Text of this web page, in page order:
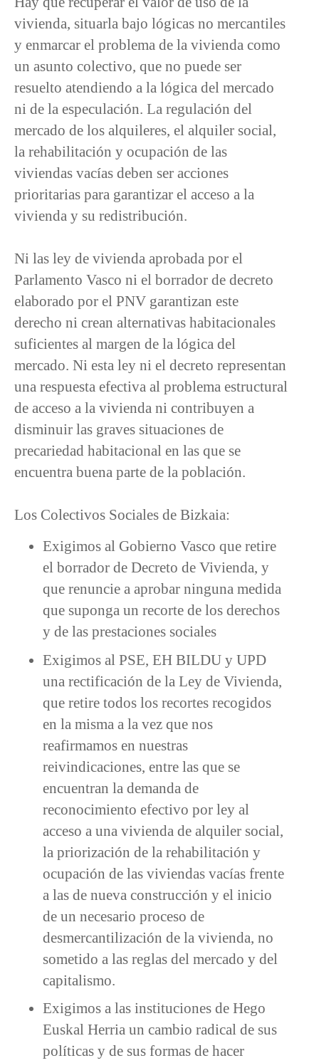
vivienda, situarla bajo lógicas no mercantiles
y enmarcar el problema de la vivienda como
un asunto colectivo, que no puede ser
resuelto atendiendo a la lógica del mercado
ni de la especulación. La regulación del
mercado de los alquileres, el alquiler social,
la rehabilitación y ocupación de las
viviendas vacías deben ser acciones
prioritarias para garantizar el acceso a la
vivienda y su redistribución.
Ni las ley de vivienda aprobada por el
Parlamento Vasco ni el borrador de decreto
elaborado por el PNV garantizan este
derecho ni crean alternativas habitacionales
suficientes al margen de la lógica del
mercado. Ni esta ley ni el decreto representan
una respuesta efectiva al problema estructural
de acceso a la vivienda ni contribuyen a
disminuir las graves situaciones de
precariedad habitacional en las que se
encuentra buena parte de la población.
Los Colectivos Sociales de Bizkaia:
Exigimos al Gobierno Vasco que retire
el borrador de Decreto de Vivienda, y
que renuncie a aprobar ninguna medida
que suponga un recorte de los derechos
y de las prestaciones sociales
Exigimos al PSE, EH BILDU y UPD
una rectificación de la Ley de Vivienda,
que retire todos los recortes recogidos
en la misma a la vez que nos
reafirmamos en nuestras
reivindicaciones, entre las que se
encuentran la demanda de
reconocimiento efectivo por ley al
acceso a una vivienda de alquiler social,
la priorización de la rehabilitación y
ocupación de las viviendas vacías frente
a las de nueva construcción y el inicio
de un necesario proceso de
desmercantilización de la vivienda, no
sometido a las reglas del mercado y del
capitalismo.
Exigimos a las instituciones de Hego
Euskal Herria un cambio radical de sus
políticas y de sus formas de hacer